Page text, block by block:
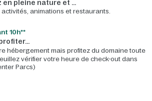
en pleine nature et …
activités, animations et restaurants.
10h**
hébergement mais profitez du domaine toute
vérifier votre heure de check-out dans
Parcs)